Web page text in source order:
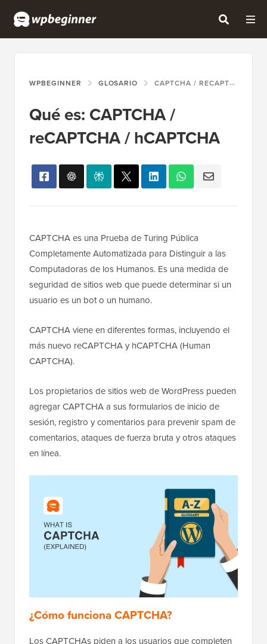
WPBEGINNER GLOSARIO CAPTCHA / RECAPTCHA / HCAPTCHA
Qué es: CAPTCHA /
reCAPTCHA / hCAPTCHA
CAPTCHA es una Prueba de Turing Pública
Completamente Automatizada para Distinguir a las
Computadoras de los Humanos. Es una medida de
seguridad de sitios web que puede determinar si un
usuario es un bot o un humano.
CAPTCHA viene en diferentes formas, incluyendo el
más nuevo reCAPTCHA y hCAPTCHA (Human
CAPTCHA).
Los propietarios de sitios web de WordPress pueden
agregar CAPTCHA a sus formularios de inicio de
sesión, registro y comentarios para prevenir spam de
comentarios, ataques de fuerza bruta y otros ataques
en línea.
¿Cómo funciona CAPTCHA?
Los CAPTCHAs piden a los usuarios que completen